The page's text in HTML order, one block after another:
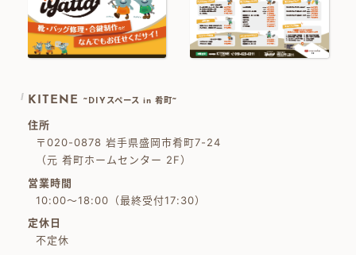
KITENE ~DIYスペース in 肴町~
住所
〒020-0878 岩手県盛岡市肴町7-24
（元 肴町ホームセンター 2F）
営業時間
10:00～18:00（最終受付17:30）
定休日
不定休